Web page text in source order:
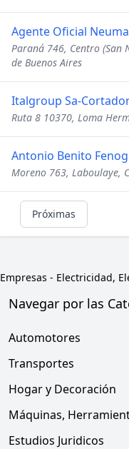
Agente Oficial
Paraná 746, Centro (San
de Buenos Aires
Ruta 8 10370, Loma
Antonio Benito
Moreno 763, Laboulaye,
Próximas
Empresas - Electricidad,
Navegar por las
Automotores
Transportes
Hogar y Decoración
Máquinas,
Estudios Juridicos